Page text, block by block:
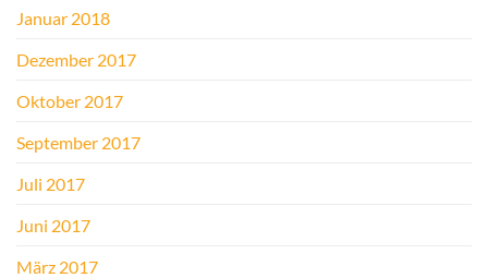
Januar 2018
Dezember 2017
Oktober 2017
September 2017
Juli 2017
Juni 2017
März 2017